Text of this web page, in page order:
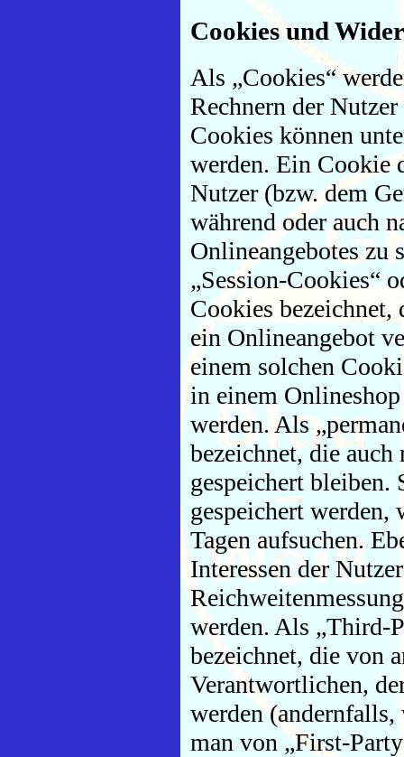
Cookies und
Als „Cookies“
Rechnern der
Cookies können
werden. Ein Cookie
Nutzer (bzw. dem
während oder auch
Onlineangebotes zu
„Session-Cookies“
Cookies bezeichnet,
ein Onlineangebot
einem solchen
in einem
werden. Als
bezeichnet, die auch
gespeichert bleiben.
gespeichert werden,
Tagen aufsuchen.
Interessen der
werden. Als „Third-
bezeichnet, die von
Verantwortlichen,
werden (andernfalls,
man von „First-